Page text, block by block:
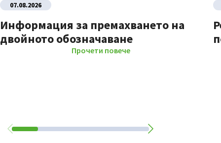
07.08.2026
Информация за премахването на
двойното обозначаване
Прочети повече